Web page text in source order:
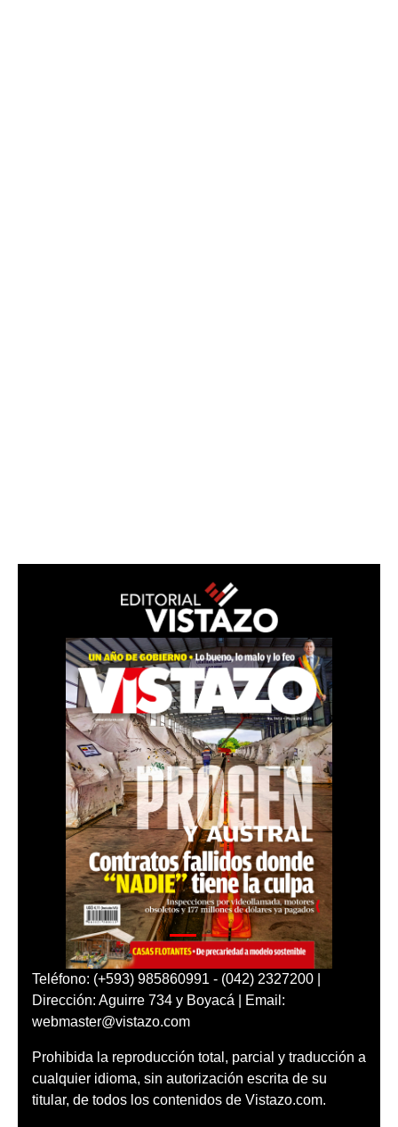
Teléfono: (+593) 985860991 - (042) 2327200 |
Dirección: Aguirre 734 y Boyacá | Email:
webmaster@vistazo.com
Prohibida la reproducción total, parcial y traducción a
cualquier idioma, sin autorización escrita de su
titular, de todos los contenidos de Vistazo.com.